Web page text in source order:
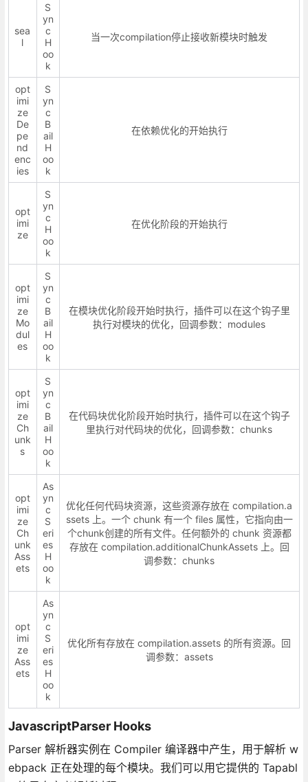
sea
l
S
yn
c
H
oo
k
当一次compilation停止接收新模块时触发
opt
imi
ze
De
pe
nd
enc
ies
S
yn
c
B
ail
H
oo
k
在依赖优化的开始执行
opt
imi
ze
S
yn
c
H
oo
k
在优化阶段的开始执行
opt
imi
ze
Mo
dul
es
S
yn
c
B
ail
H
oo
k
在模块优化阶段开始时执行，插件可以在这个钩子里
执行对模块的优化，回调参数：modules
opt
imi
ze
Ch
unk
s
S
yn
c
B
ail
H
oo
k
在代码块优化阶段开始时执行，插件可以在这个钩子
里执行对代码块的优化，回调参数：chunks
opt
imi
ze
Ch
unk
Ass
ets
As
yn
c
S
eri
es
H
oo
k
优化任何代码块资源，这些资源存放在 compilation.a
ssets 上。一个 chunk 有一个 files 属性，它指向由一
个chunk创建的所有文件。任何额外的 chunk 资源都
存放在 compilation.additionalChunkAssets 上。回
调参数：chunks
opt
imi
ze
Ass
ets
As
yn
c
S
eri
es
H
oo
k
优化所有存放在 compilation.assets 的所有资源。回
调参数：assets
JavascriptParser Hooks
Parser 解析器实例在 Compiler 编译器中产生，用于解析 w
ebpack 正在处理的每个模块。我们可以用它提供的 Tapabl